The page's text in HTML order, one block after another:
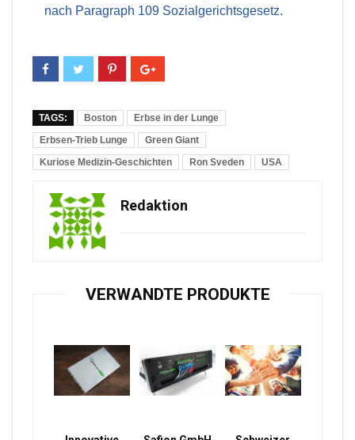
nach Paragraph 109 Sozialgerichtsgesetz.
TAGS: Boston
Erbse in der Lunge
Erbsen-Trieb Lunge
Green Giant
Kuriose Medizin-Geschichten
Ron Sveden USA
Redaktion
VERWANDTE PRODUKTE